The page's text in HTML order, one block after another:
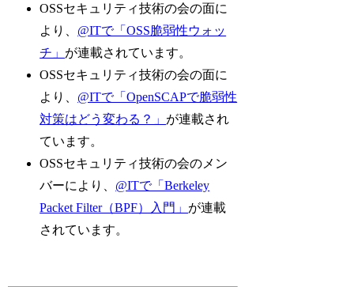
OSSセキュリティ技術の会の面に
より、 @ITで「OSS脆弱性ウォッ
チ」 が連載されています。
OSSセキュリティ技術の会の面に
より、 @ITで「OpenSCAPで脆弱性
対策はどう変わる？」 が連載され
ています。
OSSセキュリティ技術の会のメン
バーにより、 @ITで「Berkeley
Packet Filter（BPF）入門」 が連載
されています。